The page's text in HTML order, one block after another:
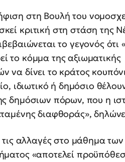
στη Βουλή του
κριτική στη στάση της
το γεγονός ότι
το κόμμα της αξιωματικής
να δίνει το κράτος
ιδιωτικό ή δημόσιο
δημόσιων πόρων, που η
διαφθοράς»,
τις αλλαγές στο μάθημα των
«αποτελεί